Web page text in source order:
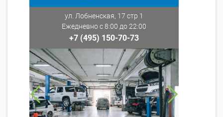
ул. Лобненская, 17 стр 1
Ежедневно с 8:00 до 22:00
+7 (495) 150-70-73